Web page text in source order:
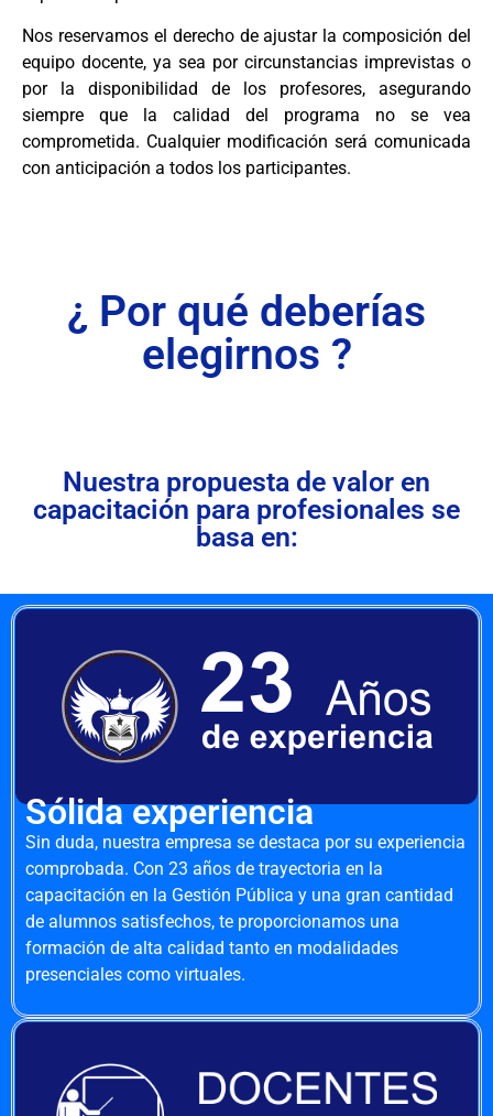
Nos reservamos el derecho de ajustar la composición del
equipo docente, ya sea por circunstancias imprevistas o
por la disponibilidad de los profesores, asegurando
siempre que la calidad del programa no se vea
comprometida. Cualquier modificación será comunicada
con anticipación a todos los participantes.
¿ Por qué deberías
elegirnos ?
Nuestra propuesta de valor en
capacitación para profesionales se
basa en:
Sólida experiencia
Sin duda, nuestra empresa se destaca por su experiencia
comprobada. Con 23 años de trayectoria en la
capacitación en la Gestión Pública y una gran cantidad
de alumnos satisfechos, te proporcionamos una
formación de alta calidad tanto en modalidades
presenciales como virtuales.